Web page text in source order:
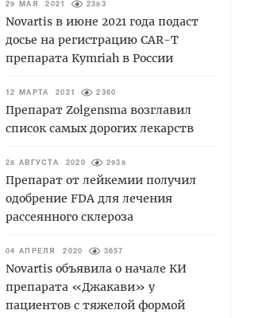
29 МАЯ 2021 2383
Novartis в июне 2021 года подаст
досье на регистрацию CAR-T
препарата Kymriah в России
12 МАРТА 2021 2360
Препарат Zolgensma возглавил
список самых дорогих лекарств
28 АВГУСТА 2020 2938
Препарат от лейкемии получил
одобрение FDA для лечения
рассеянного склероза
04 АПРЕЛЯ 2020 3657
Novartis объявила о начале КИ
препарата «Джакави» у
пациентов с тяжелой формой